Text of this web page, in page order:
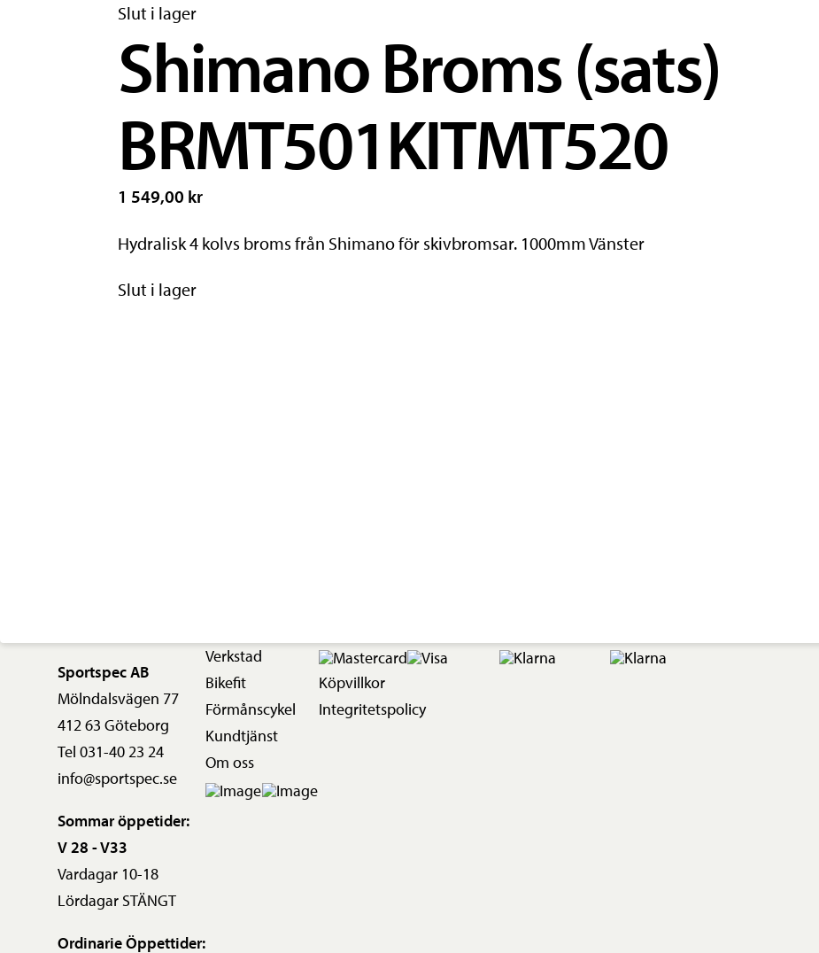
Slut i lager
Shimano Broms (sats)
BRMT501KITMT520
1 549,00 kr
Hydralisk 4 kolvs broms från Shimano för skivbromsar. 1000mm Vänster
Slut i lager
Sportspec AB
Mölndalsvägen 77
412 63 Göteborg
Tel 031-40 23 24
info@sportspec.se
Sommar öppetider:
V 28 - V33
Vardagar 10-18
Lördagar STÄNGT
Ordinarie Öppettider:
Verkstad
Bikefit
Förmånscykel
Kundtjänst
Om oss
Köpvillkor
Integritetspolicy